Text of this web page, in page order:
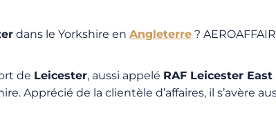
dans le Yorkshire en Angleterre ?
de Leicester, aussi appelé RAF Leicester
Apprécié de la clientèle d’affaires, il